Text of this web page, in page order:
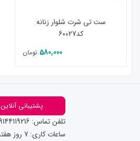
ست تی شرت شلوار زنانه
کد60027
580,000 تومان
پشتیبانی آنلاین
تلفن تماس: 09144119216
ساعات کاری: 7 روز هفته